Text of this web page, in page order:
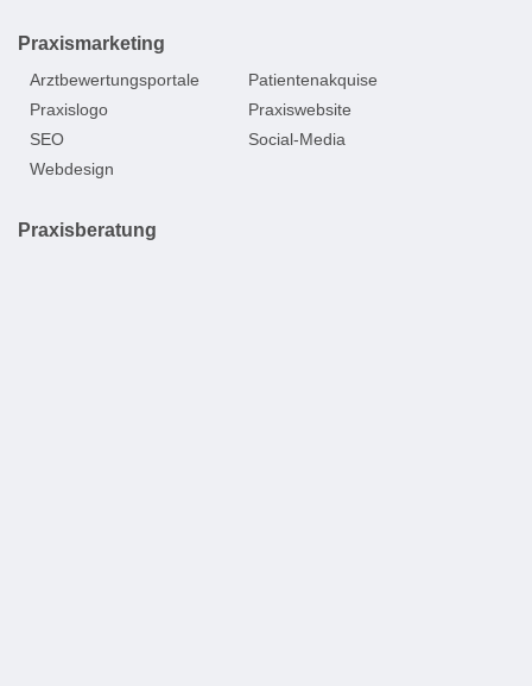
Praxismarketing
Arztbewertungsportale
Patientenakquise
Praxislogo
Praxiswebsite
SEO
Social-Media
Webdesign
Praxisberatung